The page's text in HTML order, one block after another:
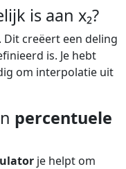
is aan x₂?
Dit creëert een deling
is. Je hebt
om interpolatie uit
percentuele
je helpt om